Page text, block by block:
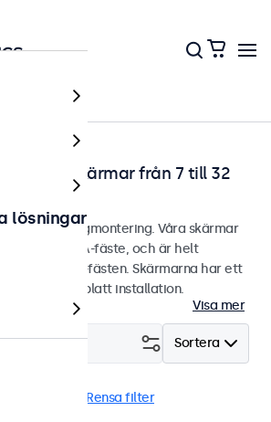
touchskärmar från 7 till 32
för väggmontering. Våra skärmar
smidigt VESA-fäste, och är helt
VESA-fästen. Skärmarna har ett
snyggt och platt installation.
Visa mer
Sortera
Rensa filter
lösningar